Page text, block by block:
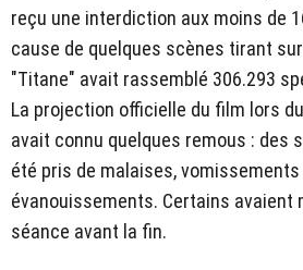
reçu une interdiction aux moins de
cause de quelques scènes tirant
"Titane" avait rassemblé 306.293
La projection officielle du film lors
avait connu quelques remous : des
été pris de malaises,
évanouissements. Certains avaient
séance avant la fin.